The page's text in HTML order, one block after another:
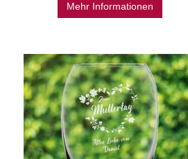
Mehr Informationen